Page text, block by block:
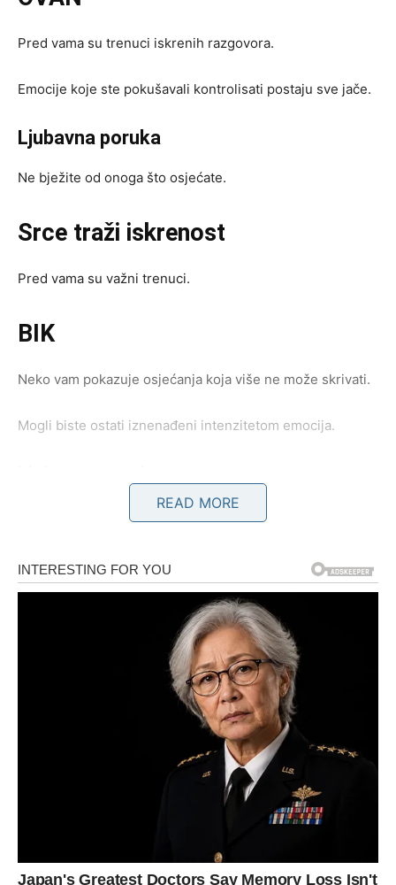
Pred vama su trenuci iskrenih razgovora.
Emocije koje ste pokušavali kontrolisati postaju sve jače.
Ljubavna poruka
Ne bježite od onoga što osjećate.
Srce traži iskrenost
Pred vama su važni trenuci.
BIK
Neko vam pokazuje osjećanja koja više ne može skrivati.
Mogli biste ostati iznenađeni intenzitetom emocija.
Vjerujte djelima više nego riječima.
Ljubav vam pokazuje pravo lice
Pred vama su posebni trenuci.
Jedan razgovor budi emocije za koje ste mislili da su
Pred vama su dani puni preispitivanja i važnih odluka.
Budite iskreni prema sebi.
READ MORE